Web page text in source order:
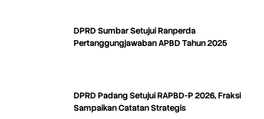
DPRD Sumbar Setujui Ranperda
Pertanggungjawaban APBD Tahun 2025
DPRD Padang Setujui RAPBD-P 2026, Fraksi
Sampaikan Catatan Strategis